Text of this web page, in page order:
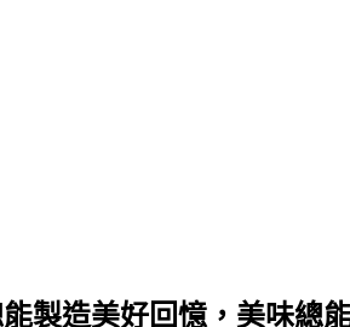
製造美好回憶，美味總